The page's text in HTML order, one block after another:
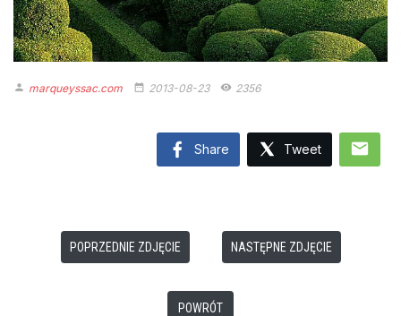
person marqueyssac.com date_range 2013-08-23 remove_red_eye 2356
Share Tweet mail
POPRZEDNIE ZDJĘCIE NASTĘPNE ZDJĘCIE
POWRÓT